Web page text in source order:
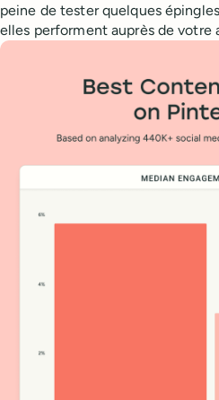
peine de tester quelques
elles performent auprès de votre